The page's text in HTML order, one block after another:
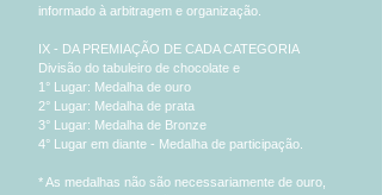
informado à arbitragem e organização.
IX - DA PREMIAÇÃO DE CADA CATEGORIA
Divisão do tabuleiro de chocolate e
1° Lugar: Medalha de ouro
2° Lugar: Medalha de prata
3° Lugar: Medalha de Bronze
4° Lugar em diante - Medalha de participação.
* As medalhas não são necessariamente de ouro,